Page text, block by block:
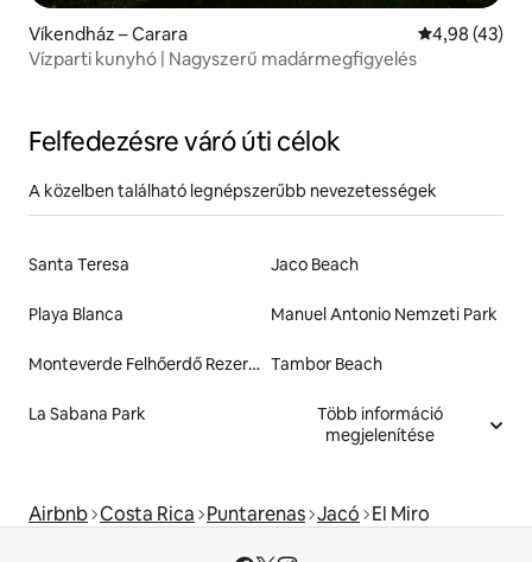
Víkendház – Carara Átlagos
4,98 (43)
Vízparti kunyhó | Nagyszerű madármegfigyelés
Felfedezésre váró úti célok
A közelben található legnépszerűbb nevezetességek
Santa Teresa Jaco Beach
Playa Blanca Manuel Antonio Nemzeti Park
Monteverde Felhőerdő Rezervátum Tambor Beach
La Sabana Park
Több információ
megjelenítése
Airbnb Costa Rica Puntarenas Jacó El Miro